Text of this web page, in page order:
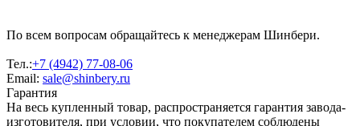
По всем вопросам обращайтесь к менеджерам Шинбери.
Тел.:+7 (4942) 77-08-06
Email: sale@shinbery.ru
Гарантия
На весь купленный товар, распространяется гарантия завода-
изготовителя, при условии, что покупателем соблюдены